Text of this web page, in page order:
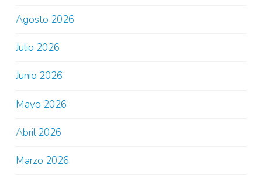
Agosto 2026
Julio 2026
Junio 2026
Mayo 2026
Abril 2026
Marzo 2026